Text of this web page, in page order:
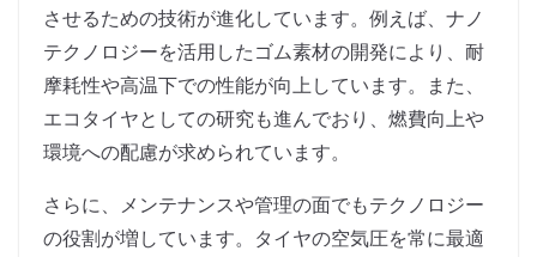
させるための技術が進化しています。例えば、ナノ
テクノロジーを活用したゴム素材の開発により、耐
摩耗性や高温下での性能が向上しています。また、
エコタイヤとしての研究も進んでおり、燃費向上や
環境への配慮が求められています。
さらに、メンテナンスや管理の面でもテクノロジー
の役割が増しています。タイヤの空気圧を常に最適